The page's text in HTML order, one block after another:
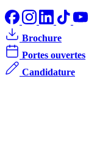
Brochure
Portes ouvertes
Candidature